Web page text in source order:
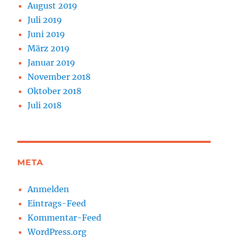
August 2019
Juli 2019
Juni 2019
März 2019
Januar 2019
November 2018
Oktober 2018
Juli 2018
META
Anmelden
Eintrags-Feed
Kommentar-Feed
WordPress.org